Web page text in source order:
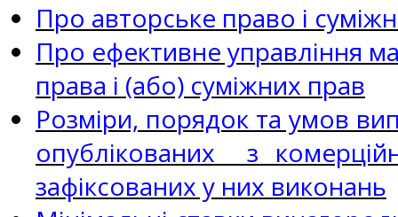
Про авторське право і
Про ефективне управління
права і (або) суміжних прав
Розміри, порядок та умов
опублікованих з
зафіксованих у них виконань